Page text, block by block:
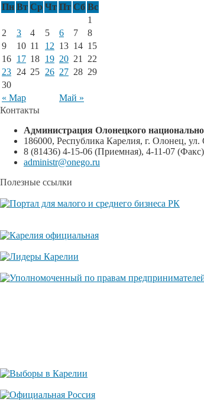
Пн Вт Ср Чт Пт Сб Вс
« Мар Май »
1
2
3 4 5 6 7
8
9
10 11 12 13 14 15
16 17 18 19 20 21
22
23 24 25 26 27 28 29
30
Контакты
Администрация Олонецкого
186000, Республика Карелия, г. Олонец,
8 (81436) 4-15-06 (Приемная), 4-11-07 (Факс)
administr@onego.ru
Полезные ссылки